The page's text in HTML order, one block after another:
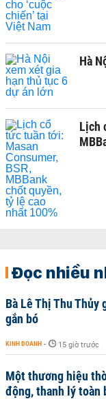
Hà
Lịch
Đọc nhiều
Bà Lê Thị Thu
gắn bó
KINH DOANH - 15 giờ trước
Một thương hiệu
động, thanh lý toàn